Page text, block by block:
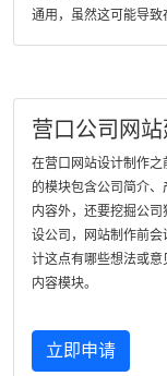
通用，虽然这可能导
营口公司网站
在营口网站设计制作
的模块包含公司简介
内容外，还要挖掘公
设公司，网站制作前
计这点有哪些想法或
内容模块。
立即申请